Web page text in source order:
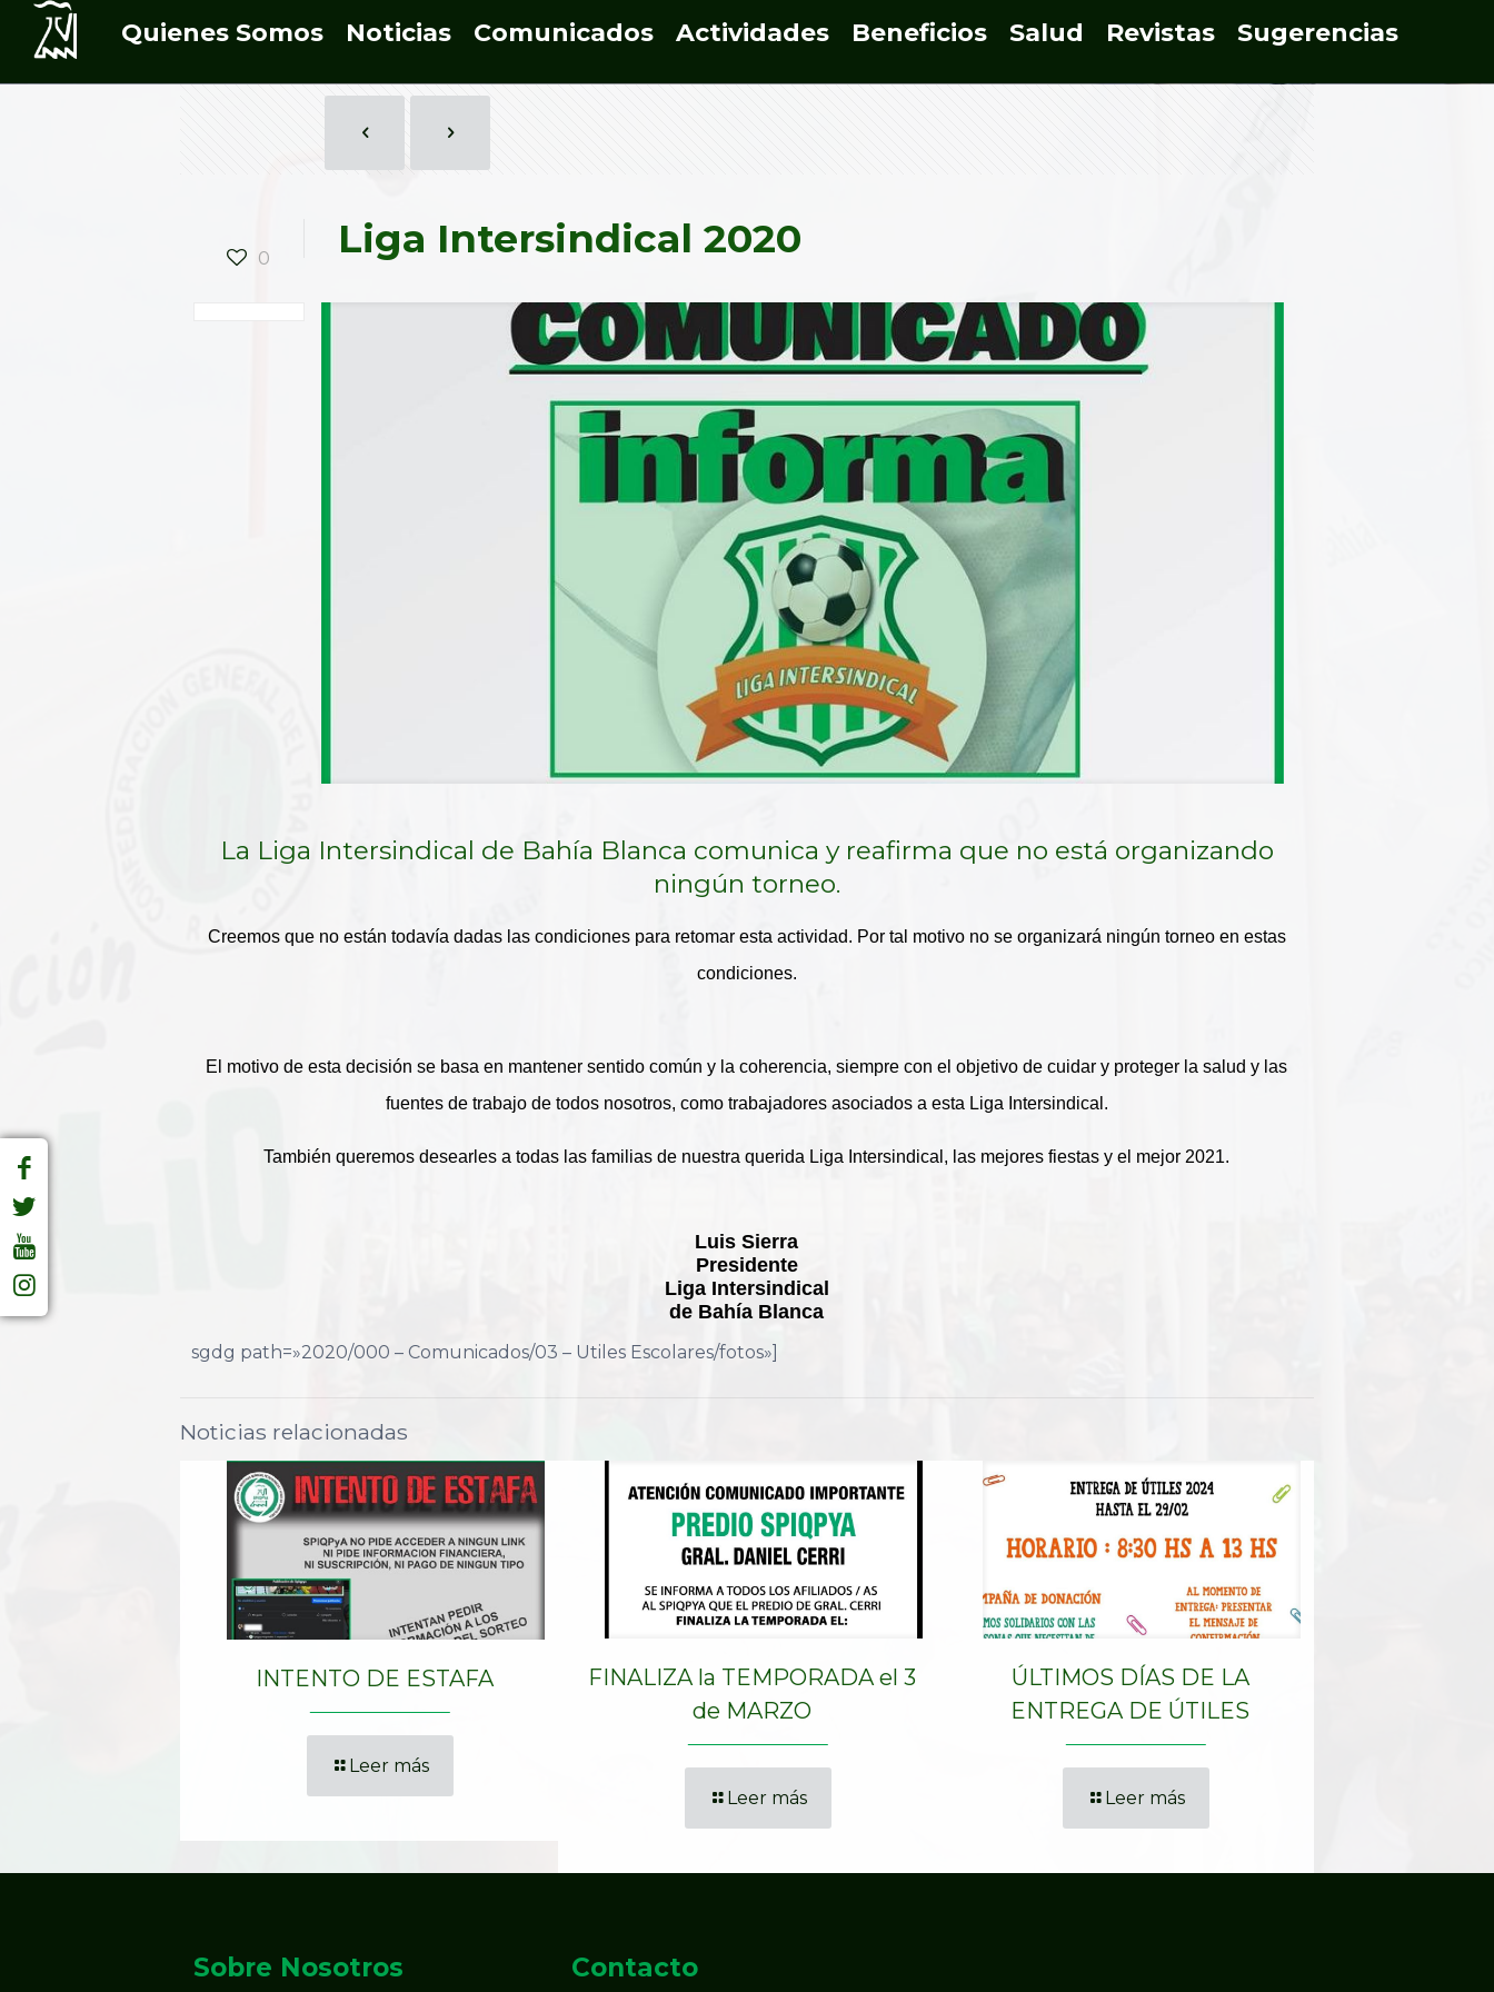
Quienes Somos Noticias Comunicados Actividades Beneficios Salud Revistas Sugerencias
0 Liga Intersindical 2020
La Liga Intersindical de Bahía Blanca comunica y reafirma que no está organizando
ningún torneo.
Creemos que no están todavía dadas las condiciones para retomar esta actividad. Por tal motivo no se organizará ningún torneo en estas
condiciones.
El motivo de esta decisión se basa en mantener sentido común y la coherencia, siempre con el objetivo de cuidar y proteger la salud y las
fuentes de trabajo de todos nosotros, como trabajadores asociados a esta Liga Intersindical.
También queremos desearles a todas las familias de nuestra querida Liga Intersindical, las mejores fiestas y el mejor 2021.
Luis Sierra
Presidente
Liga Intersindical
de Bahía Blanca
sgdg path=»2020/000 – Comunicados/03 – Utiles Escolares/fotos»]
Noticias relacionadas
INTENTO DE ESTAFA
Leer más
FINALIZA la TEMPORADA el 3
de MARZO
Leer más
ÚLTIMOS DÍAS DE LA
ENTREGA DE ÚTILES
Leer más
Sobre Nosotros Contacto